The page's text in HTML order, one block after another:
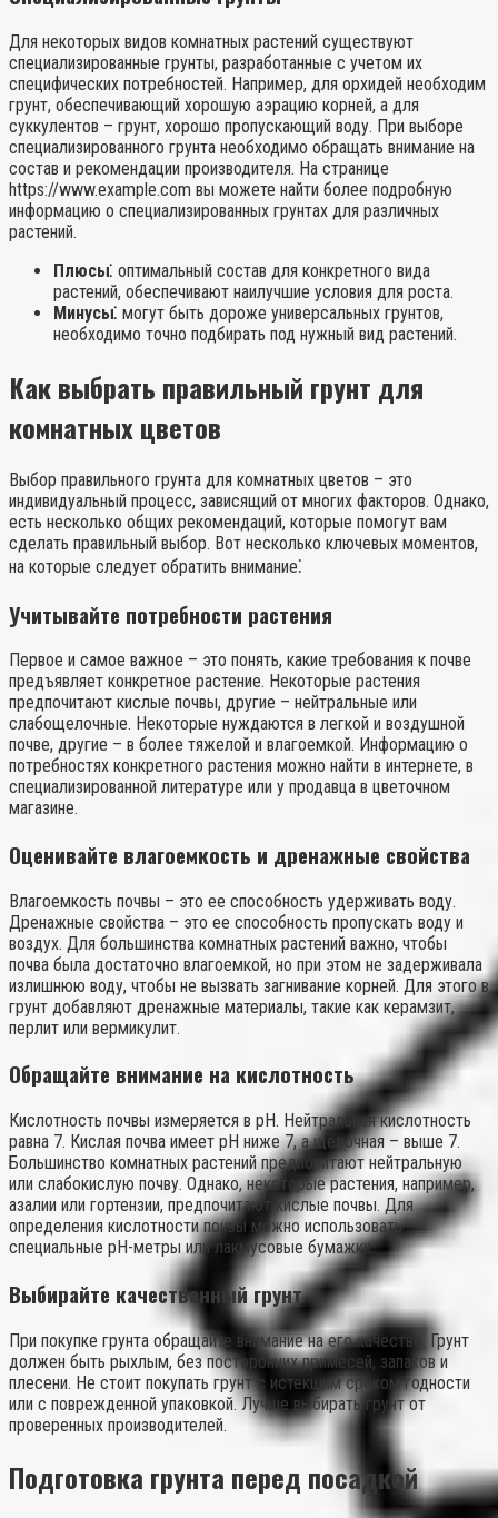
Для некоторых видов комнатных растений существуют
специализированные грунты, разработанные с учетом их
специфических потребностей. Например, для орхидей необходим
грунт, обеспечивающий хорошую аэрацию корней, а для
суккулентов – грунт, хорошо пропускающий воду. При выборе
специализированного грунта необходимо обращать внимание на
состав и рекомендации производителя. На странице
https://www.example.com вы можете найти более подробную
информацию о специализированных грунтах для различных
растений.
Плюсы⁚ оптимальный состав для конкретного вида
растений, обеспечивают наилучшие условия для роста.
Минусы⁚ могут быть дороже универсальных грунтов,
необходимо точно подбирать под нужный вид растений.
Как выбрать правильный грунт для
комнатных цветов
Выбор правильного грунта для комнатных цветов – это
индивидуальный процесс, зависящий от многих факторов. Однако,
есть несколько общих рекомендаций, которые помогут вам
сделать правильный выбор. Вот несколько ключевых моментов,
на которые следует обратить внимание⁚
Учитывайте потребности растения
Первое и самое важное – это понять, какие требования к почве
предъявляет конкретное растение. Некоторые растения
предпочитают кислые почвы, другие – нейтральные или
слабощелочные. Некоторые нуждаются в легкой и воздушной
почве, другие – в более тяжелой и влагоемкой. Информацию о
потребностях конкретного растения можно найти в интернете, в
специализированной литературе или у продавца в цветочном
магазине.
Оценивайте влагоемкость и дренажные свойства
Влагоемкость почвы – это ее способность удерживать воду.
Дренажные свойства – это ее способность пропускать воду и
воздух. Для большинства комнатных растений важно, чтобы
почва была достаточно влагоемкой, но при этом не задерживала
излишнюю воду, чтобы не вызвать загнивание корней. Для этого в
грунт добавляют дренажные материалы, такие как керамзит,
перлит или вермикулит.
Обращайте внимание на кислотность
Кислотность почвы измеряется в pH. Нейтральная кислотность
равна 7. Кислая почва имеет pH ниже 7, а щелочная – выше 7.
Большинство комнатных растений предпочитают нейтральную
или слабокислую почву. Однако, некоторые растения, например,
азалии или гортензии, предпочитают кислые почвы. Для
определения кислотности почвы можно использовать
специальные pH-метры или лакмусовые бумажки.
Выбирайте качественный грунт
При покупке грунта обращайте внимание на его качество. Грунт
должен быть рыхлым, без посторонних примесей, запахов и
плесени. Не стоит покупать грунт с истекшим сроком годности
или с поврежденной упаковкой. Лучше выбирать грунт от
проверенных производителей.
Подготовка грунта перед посадкой